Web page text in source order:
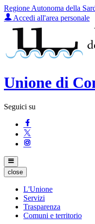
Regione Autonoma della
Accedi all'area personale
Unione di
Seguici su
close
L'Unione
Servizi
Trasparenza
Comuni e territorio